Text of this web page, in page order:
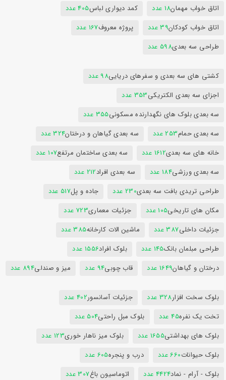
اتاق خواب مهمان18 عدد کمد دیواری لباس405 عدد
اتاق خواب کودکان39 عدد پروژه معروف167 عدد
طراحی سه بعدی598 عدد
کشتی های سه بعدی و سفرهای دریایی98 عدد
اجزای سه بعدی الکتریکی353 عدد
سه بعدی بلوک های نگهدارنده مسکونی355 عدد
سه بعدی حمام253 عدد سه بعدی گیاهان و درختان324 عدد
خانه های سه بعدی1612 عدد سه بعدی ساختمان مرتفع107 عدد
سه بعدی ورزشی184 عدد سه بعدی افراد212 عدد
طراحی تریدی بافت سه بعدی230 عدد جاده و پل517 عدد
مکان های تاریخی105 عدد جزئیات معماری723 عدد
جزئیات داخلی387 عدد ماشین الات کارخانه385 عدد
طراحی مبلمان بانک145 عدد بلوک افراد1556 عدد
درختان و گیاهان1649 عدد قاب چوبی94 عدد میز و صندلی894 عدد
بلوک سخت افزار328 عدد جزئیات آسانسور402 عدد
تخت یک نفره45 عدد بلوک مبل راحتی504 عدد
بلوک های بهداشتی1655 عدد بلوک میز ناهار خوری123 عدد
بلوک حیوانات660 عدد درب و پنجره605 عدد
بلوک - آرام - نماد4424 عدد اتوماسیون باغ307 عدد